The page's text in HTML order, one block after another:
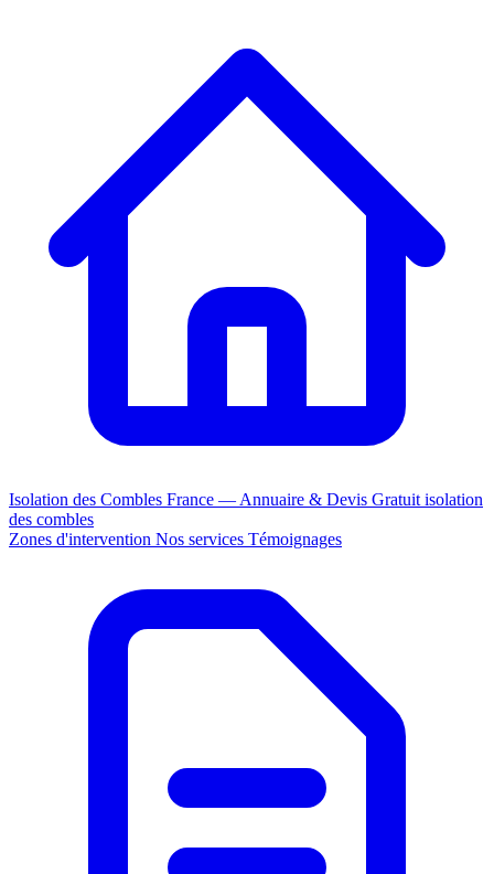
Isolation des Combles France — Annuaire & Devis Gratuit isolation
des combles
Zones d'intervention Nos services Témoignages